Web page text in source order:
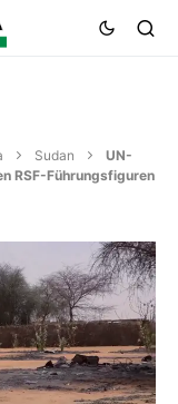
Sudan
UN-
RSF-Führungsfiguren